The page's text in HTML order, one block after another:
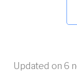
Updated on 6